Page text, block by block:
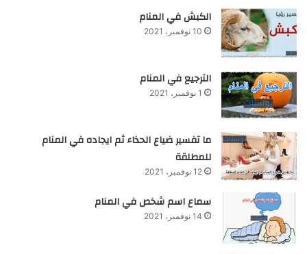
الكبش في المنام
10 نوفمبر، 2021
الترجيع في المنام
1 نوفمبر، 2021
ما تفسير ضياع الحذاء ثم ايجاده في المنام
للمطلقة
12 نوفمبر، 2021
سماع اسم شخص في المنام
14 نوفمبر، 2021